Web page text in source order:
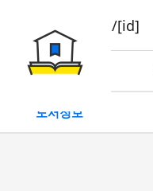
book/rent/[id]
대여
도서정보